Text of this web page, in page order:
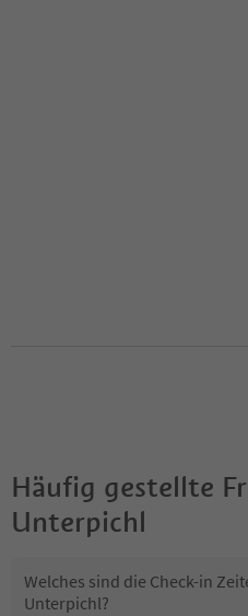
Häufig gestellte
Unterpichl
Welches sind die Check-in
Unterpichl?